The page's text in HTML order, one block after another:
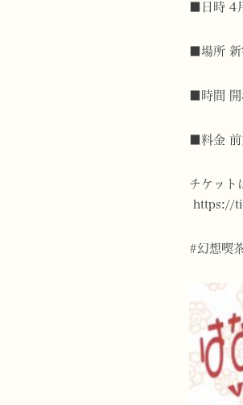
■日時 4
■場所
■時間
■料金
チケット
https://
#幻想喫